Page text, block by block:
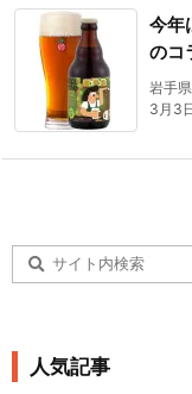
今年
のコ
岩手
3月3
人気記事